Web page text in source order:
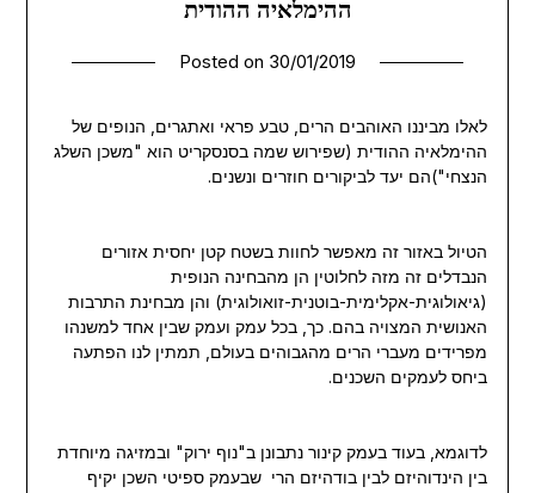
ההימלאיה ההודית
Posted on 30/01/2019
לאלו מביננו האוהבים הרים, טבע פראי ואתגרים, הנופים של
ההימלאיה ההודית (שפירוש שמה בסנסקריט הוא "משכן השלג
הנצחי")הם יעד לביקורים חוזרים ונשנים.
הטיול באזור זה מאפשר לחוות בשטח קטן יחסית אזורים
הנבדלים זה מזה לחלוטין הן מהבחינה הנופית
(גיאולוגית-אקלימית-בוטנית-זואולוגית) והן מבחינת התרבות
האנושית המצויה בהם. כך, בכל עמק ועמק שבין אחד למשנהו
מפרידים מעברי הרים מהגבוהים בעולם, תמתין לנו הפתעה
ביחס לעמקים השכנים.
לדוגמא, בעוד בעמק קינור נתבונן ב"נוף ירוק" ובמזיגה מיוחדת
בין הינדוהיזם לבין בודהיזם הרי שבעמק ספיטי השכן יקיף